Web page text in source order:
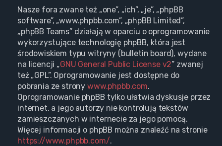
Nasze fora zwane też „one”, „ich”, „je”, „phpBB
software”, „www.phpbb.com”, „phpBB Limited”,
„phpBB Teams” działają w oparciu o oprogramowanie
wykorzystujące technologię phpBB, która jest
środowiskiem typu witryny (bulletin board), wydane
na licencji „GNU General Public License v2” zwanej
też „GPL”. Oprogramowanie jest dostępne do
pobrania ze strony www.phpbb.com.
Oprogramowanie phpBB tylko ułatwia dyskusje przez
internet, a jego autorzy nie kontrolują tekstów
zamieszczanych w internecie za jego pomocą.
Więcej informacji o phpBB można znaleźć na stronie
https://www.phpbb.com/.